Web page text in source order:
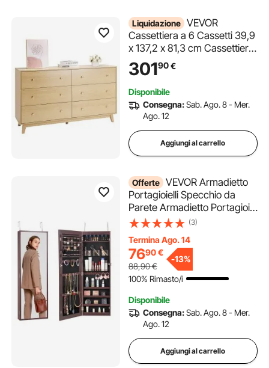
Liquidazione VEVOR
Cassettiera a 6 Cassetti 39,9
x 137,2 x 81,3 cm Cassettiera
in Legno, Meccanismo
Scorrevole Antiribaltamento,
Moderna e Minimalista,
Organizzatore per Armadio
per Camera da Letto, Legno
Chiaro
30190€
Disponibile
Consegna:Sab. Ago. 8 - Mer.
Ago. 12
Aggiungi al carrello
Offerte VEVOR Armadietto
Portagioielli Specchio da
Parete Armadietto Portagioie
con Serratura Specchio a
1080mm, Specchio
Portagioie da Parete Porta
Luci LED Fodera in Velluto,
Marrone
(3)
Termina Ago. 14
7690€
88,90€
-13%
100% Rimasto/i
Disponibile
Consegna:Sab. Ago. 8 - Mer.
Ago. 12
Aggiungi al carrello